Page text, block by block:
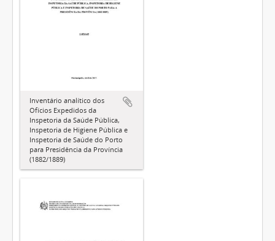
Inventário analítico dos
Ofícios Expedidos da
Inspetoria da Saúde Pública,
Inspetoria de Higiene Pública e
Inspetoria de Saúde do Porto
para Presidência da Província
(1882/1889)